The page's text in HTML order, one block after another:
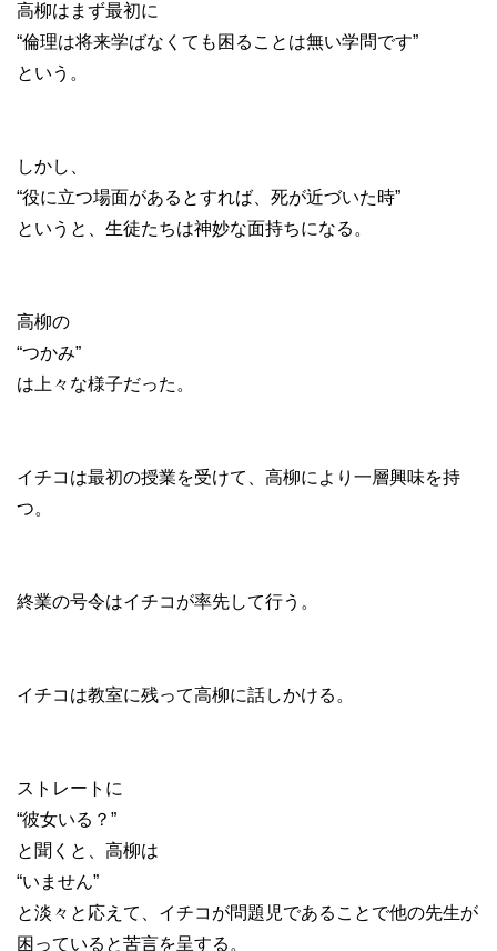
高柳はまず最初に
“倫理は将来学ばなくても困ることは無い学問です”
という。
しかし、
“役に立つ場面があるとすれば、死が近づいた時”
というと、生徒たちは神妙な面持ちになる。
高柳の
“つかみ”
は上々な様子だった。
イチコは最初の授業を受けて、高柳により一層興味を持
つ。
終業の号令はイチコが率先して行う。
イチコは教室に残って高柳に話しかける。
ストレートに
“彼女いる？”
と聞くと、高柳は
“いません”
と淡々と応えて、イチコが問題児であることで他の先生が
困っていると苦言を呈する。